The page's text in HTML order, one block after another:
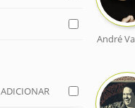
ADICIONAR
André